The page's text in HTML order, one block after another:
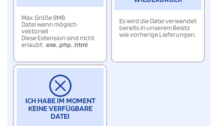
Max. Größe 8MB
Datei wenn möglich
vektoriell
Diese Extension sind nicht
erlaubt:.exe,.php,.html
Es wird die Datei verwendet
bereits in unserem Besitz
wie vorherige Lieferungen.
ICH HABE IM MOMENT
KEINE VERFÜGBARE
DATEI